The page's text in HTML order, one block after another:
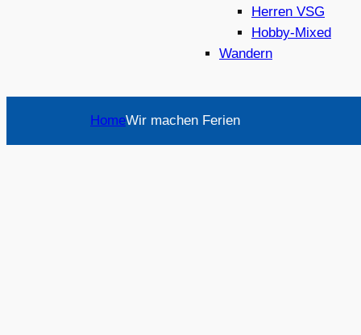
Herren VSG
Hobby-Mixed
Wandern
HomeWir machen Ferien